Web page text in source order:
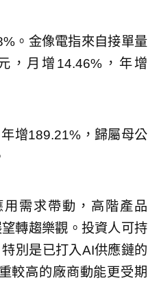
。金像電指來自接單量
，月增14.46%，年增
增189.21%，歸屬母公
需求帶動，高階產品
轉趨樂觀。投資人可持
別是已打入AI供應鏈的
較高的廠商動能更受期